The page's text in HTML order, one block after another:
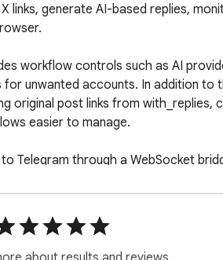
links, generate AI-based replies,
workflow controls such as AI
for unwanted accounts. In addition
original post links from
easier to manage.
Telegram through a WebSocket
control over the workflow.